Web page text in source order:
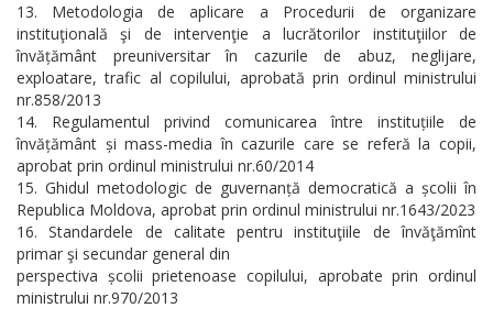
Metodologia de aplicare a Procedurii de organizare
instituţională şi de intervenţie a lucrătorilor instituţiilor de
învățământ preuniversitar în cazurile de abuz, neglijare,
exploatare, trafic al copilului, aprobată prin ordinul ministrului
nr.858/2013
Regulamentul privind comunicarea între instituțiile de
învățământ și mass-media în cazurile care se referă la copii,
aprobat prin ordinul ministrului nr.60/2014
Ghidul metodologic de guvernanță democratică a școlii în
Republica Moldova, aprobat prin ordinul ministrului nr.1643/2023
Standardele de calitate pentru instituţiile de învăţămînt
primar şi secundar general din
perspectiva școlii prietenoase copilului, aprobate prin ordinul
ministrului nr.970/2013